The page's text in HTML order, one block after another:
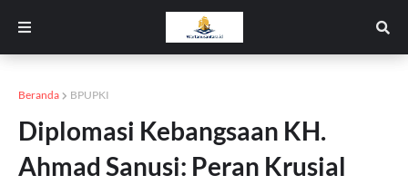
Beranda BPUPKI
Diplomasi Kebangsaan KH.
Ahmad Sanusi: Peran Krusial